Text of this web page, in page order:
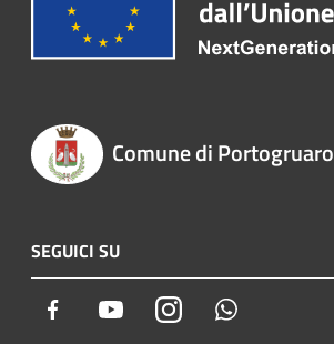
Comune di Portogruaro
SEGUICI SU
Facebook YoutubeInstagram